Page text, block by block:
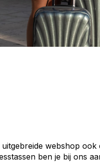
webshop ook
ben je bij ons